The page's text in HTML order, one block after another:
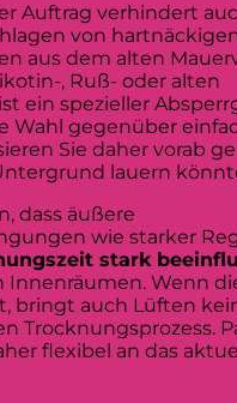
Auftrag verhindert
von
aus dem alten
, Ruß- oder alten
ein spezieller
Wahl gegenüber
Sie daher vorab
lauern
dass äußere
wie starker
stark
Innenräumen. Wenn
bringt auch Lüften
Trocknungsprozess.
flexibel an das